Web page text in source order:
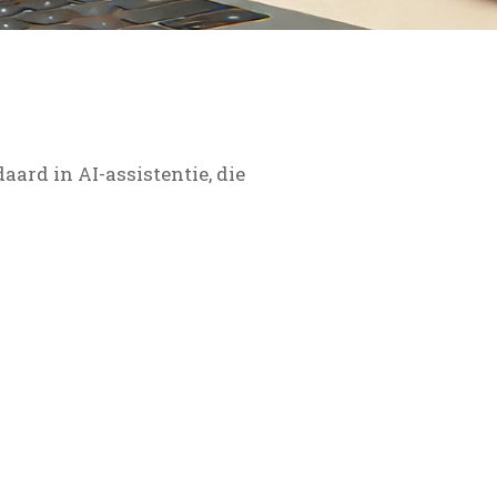
in AI-assistentie, die